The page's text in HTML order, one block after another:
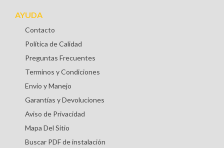
AYUDA
Contacto
Política de Calidad
Preguntas Frecuentes
Terminos y Condiciones
Envio y Manejo
Garantías y Devoluciones
Aviso de Privacidad
Mapa Del Sitio
Buscar PDF de instalación